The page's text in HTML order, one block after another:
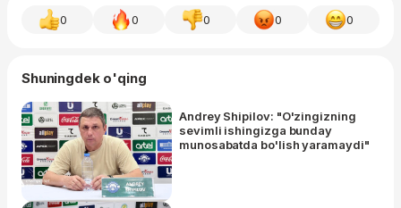
0 0 0 0 0
Shuningdek o'qing
Andrey Shipilov: "O'zingizning
sevimli ishingizga bunday
munosabatda bo'lish yaramaydi"